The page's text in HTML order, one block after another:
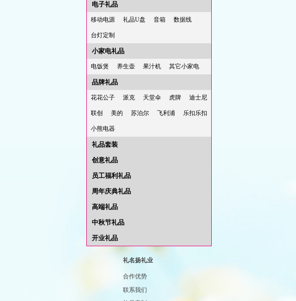
电子礼品
移动电源 礼品U盘 音箱 数据线
台灯定制
小家电礼品
电饭煲 养生壶 果汁机 其它小家电
品牌礼品
花花公子 派克 天堂伞 虎牌 迪士尼
联创 美的 苏泊尔 飞利浦 乐扣乐扣
小熊电器
礼品套装
创意礼品
员工福利礼品
周年庆典礼品
高端礼品
中秋节礼品
开业礼品
礼名扬礼业
合作优势
联系我们